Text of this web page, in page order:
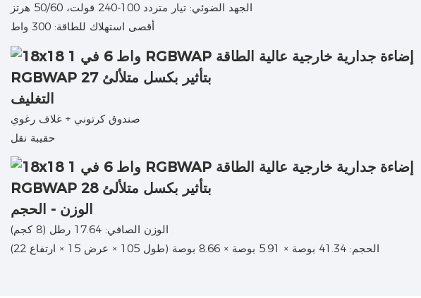
الجهد الضوئي: تيار متردد 100-240 فولت، 50/60 هرتز
أقصى استهلاك للطاقة: 300 واط
التغليف
صندوق كرتوني + غلاف رغوي
حقيبة نقل
الوزن - الحجم
الوزن الصافي: 17.64 رطل (8 كجم)
الحجم: 41.34 بوصة × 5.91 بوصة × 8.66 بوصة (طول 105 × عرض 15 × ارتفاع 22)